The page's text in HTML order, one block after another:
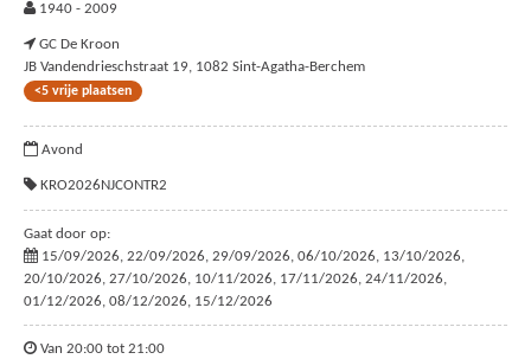
1940 - 2009
GC De Kroon
JB Vandendrieschstraat 19, 1082 Sint-Agatha-Berchem
<5 vrije plaatsen
Avond
KRO2026NJCONTR2
Gaat door op:
15/09/2026, 22/09/2026, 29/09/2026, 06/10/2026, 13/10/2026,
20/10/2026, 27/10/2026, 10/11/2026, 17/11/2026, 24/11/2026,
01/12/2026, 08/12/2026, 15/12/2026
Van 20:00 tot 21:00